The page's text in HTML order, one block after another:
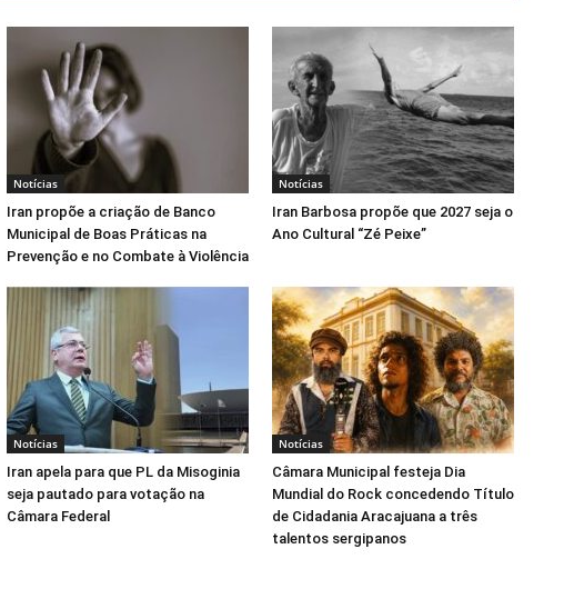
Notícias
Iran propõe a criação de Banco
Municipal de Boas Práticas na
Prevenção e no Combate à Violência
Notícias
Iran Barbosa propõe que 2027 seja o
Ano Cultural “Zé Peixe”
Notícias
Iran apela para que PL da Misoginia
seja pautado para votação na
Câmara Federal
Notícias
Câmara Municipal festeja Dia
Mundial do Rock concedendo Título
de Cidadania Aracajuana a três
talentos sergipanos